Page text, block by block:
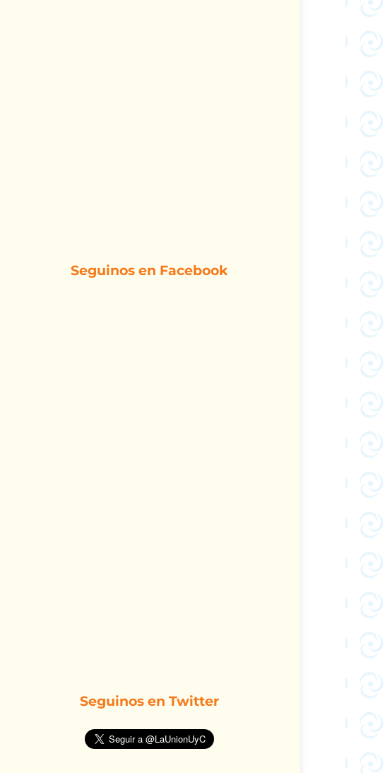
Seguinos en Facebook
Seguinos en Twitter